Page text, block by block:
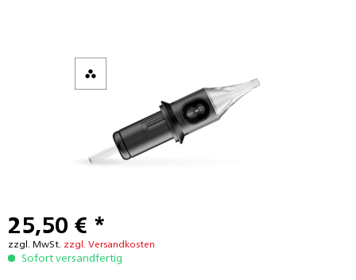
25,50 € *
zzgl. MwSt. zzgl. Versandkosten
Sofort versandfertig